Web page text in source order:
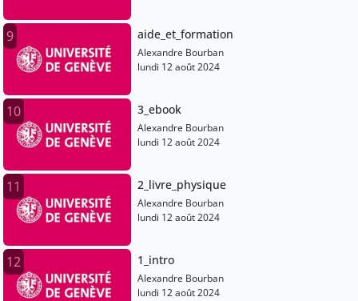
9 aide_et_formation
Alexandre Bourban
lundi 12 août 2024
10 3_ebook
Alexandre Bourban
lundi 12 août 2024
11 2_livre_physique
Alexandre Bourban
lundi 12 août 2024
12 1_intro
Alexandre Bourban
lundi 12 août 2024